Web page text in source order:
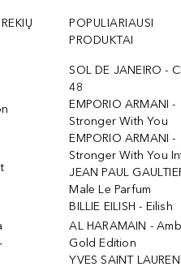
POPULIARIAUSI
PRODUKTAI
SOL DE JANEIRO -
48
EMPORIO ARMANI -
Stronger With You
EMPORIO ARMANI -
Stronger With You
JEAN PAUL
Male Le Parfum
BILLIE EILISH - Eilish
AL HARAMAIN -
Gold Edition
YVES SAINT